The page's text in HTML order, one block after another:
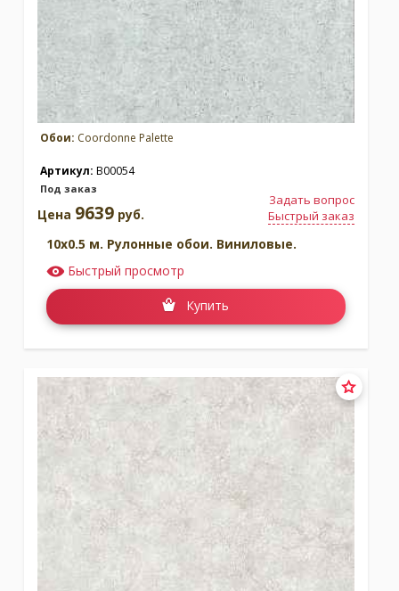
Коллекция: Petra
Бренд: Coordonne
Под заказ
Коллекция: Piece Unique
Бренд:Coordonne
Под заказ
Коллекция:Raffias
Бренд: Coordonne
Под заказ
Коллекция:Random Archist
Бренд: Coordonne
Под заказ
Обои: Coordonne Palette
Артикул: B00054
Под заказ
Задать вопрос
Быстрый заказ
Цена 9639 руб.
10x0.5 м. Рулонные обои. Виниловые.
Быстрый просмотр
Купить